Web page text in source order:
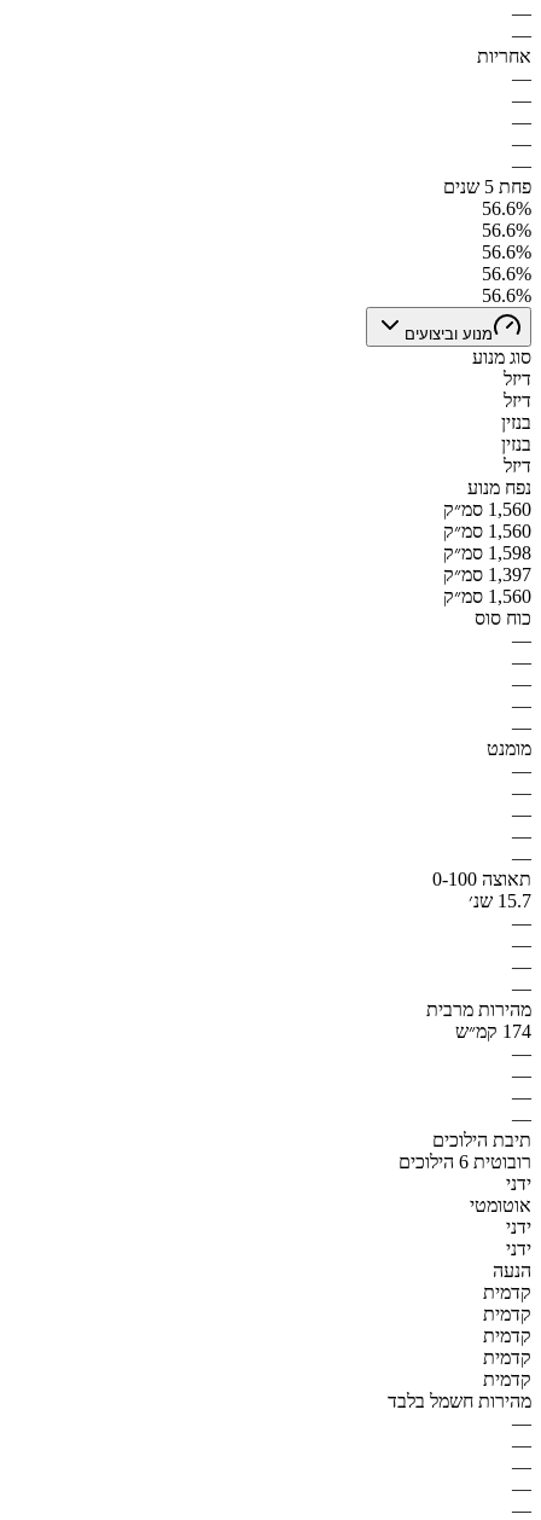
—
—
אחריות
—
—
—
—
—
פחת 5 שנים
56.6%
56.6%
56.6%
56.6%
56.6%
מנוע וביצועים
סוג מנוע
דיזל
דיזל
בנזין
בנזין
דיזל
נפח מנוע
1,560 סמ״ק
1,560 סמ״ק
1,598 סמ״ק
1,397 סמ״ק
1,560 סמ״ק
כוח סוס
—
—
—
—
—
מומנט
—
—
—
—
—
תאוצה 0-100
15.7 שנ׳
—
—
—
—
מהירות מרבית
174 קמ״ש
—
—
—
—
תיבת הילוכים
רובוטית 6 הילוכים
ידני
אוטומטי
ידני
ידני
הנעה
קדמית
קדמית
קדמית
קדמית
קדמית
מהירות חשמל בלבד
—
—
—
—
—